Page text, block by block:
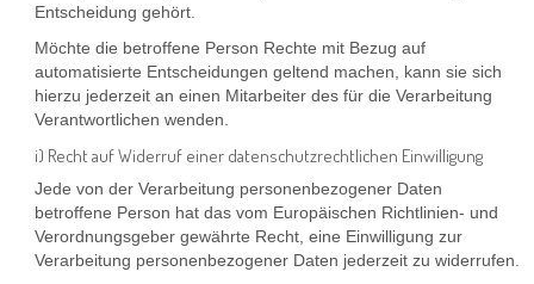
Entscheidung gehört.
Möchte die betroffene Person Rechte mit Bezug auf
automatisierte Entscheidungen geltend machen, kann sie sich
hierzu jederzeit an einen Mitarbeiter des für die Verarbeitung
Verantwortlichen wenden.
i) Recht auf Widerruf einer datenschutzrechtlichen Einwilligung
Jede von der Verarbeitung personenbezogener Daten
betroffene Person hat das vom Europäischen Richtlinien- und
Verordnungsgeber gewährte Recht, eine Einwilligung zur
Verarbeitung personenbezogener Daten jederzeit zu widerrufen.